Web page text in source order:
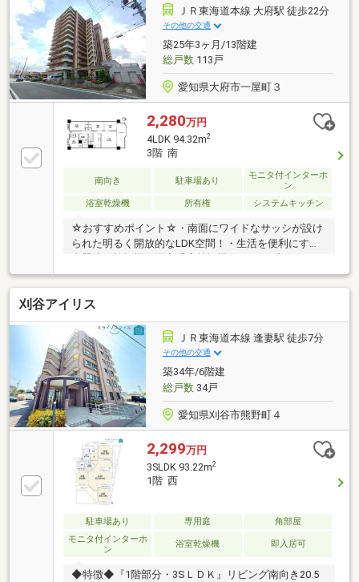
約有)！大切なペットとも暮らすことができます♪〇各
居室収納完備！洗面収納も付いているので便利ですね
◎〇追加リフォームのご相談も承っております！〇現
地ご内覧をご希望の際は弊社ナカジツまでお気軽にお
問い合わせ下さいませ！
ＪＲ東海道本線 大府駅 徒歩22分
その他の交通
築25年3ヶ月/13階建
総戸数113戸
愛知県大府市一屋町３
2,280万円
4LDK 94.32m2
3階 南
南向き 駐車場あり
モニタ付インターホ
ン
浴室乾燥機
所有権 システムキッチン
☆おすすめポイント☆・南面にワイドなサッシが設け
られた明るく開放的なLDK空間！・生活を便利にする
を設置可能な広々南面バルコニー！・平面駐車場継承
可能！縦列駐車区画の為、２台駐車可能です♪☆周辺
環境☆・JR東海道本線「大府」駅：徒歩22分。 「名
古屋」駅まで乗り換えなしでアクセス可能で通勤や通
学・お出かけに便利です。（所要時間約20分）・アピ
タ大府店やドミー大府店、ヤマナカ大府店など大型ス
ーパーが徒歩圏内！ 周辺にはドラッグストアや公園
なども揃い生活しやすい住環境が整っています。・大
府小学校/大府中学校エリア
刈谷アイリス
ＪＲ東海道本線 逢妻駅 徒歩7分
その他の交通
築34年/6階建
総戸数34戸
愛知県刈谷市熊野町４
2,299万円
3SLDK 93.22m2
1階 西
駐車場あり 専用庭
角部屋
モニタ付インターホ
ン
浴室乾燥機 即入居可
◆特徴◆『1階部分・3SＬＤＫ』リビング南向き20.5